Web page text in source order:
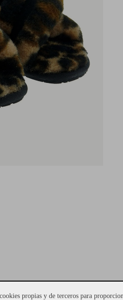
propias y de terceros para